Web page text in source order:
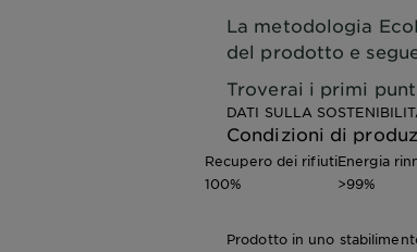
La metodologia
del prodotto e
Troverai i primi
DATI SULLA
Condizioni di
Recupero dei rifiuti
100%
Energia
>99%
Prodotto in uno